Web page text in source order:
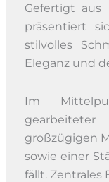
Gefertigt aus
präsentiert
stilvolles
Eleganz und
Im
großzügigen
sowie einer
fällt. Zentrales